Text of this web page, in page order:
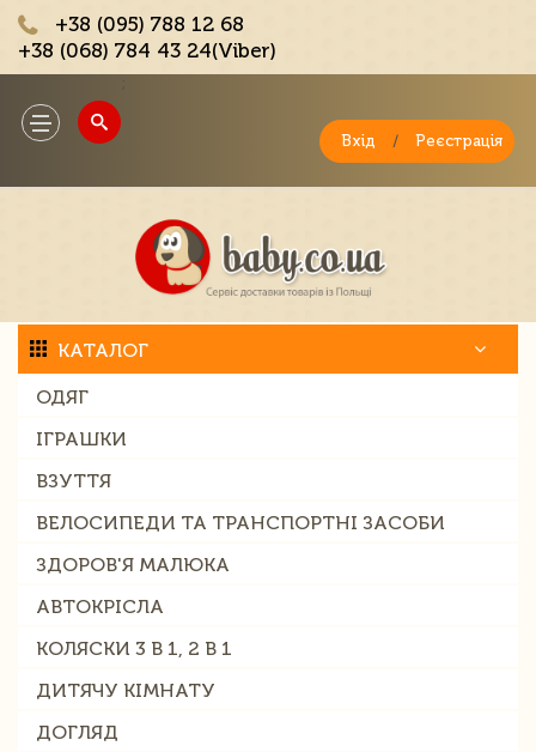
+38 (095) 788 12 68
+38 (068) 784 43 24(Viber)
Toggle
navigation
Вхід / Реєстрація
КАТАЛОГ
ОДЯГ
ІГРАШКИ
ВЗУТТЯ
ВЕЛОСИПЕДИ ТА ТРАНСПОРТНІ ЗАСОБИ
ЗДОРОВ'Я МАЛЮКА
АВТОКРІСЛА
КОЛЯСКИ 3 В 1, 2 В 1
ДИТЯЧУ КІМНАТУ
ДОГЛЯД